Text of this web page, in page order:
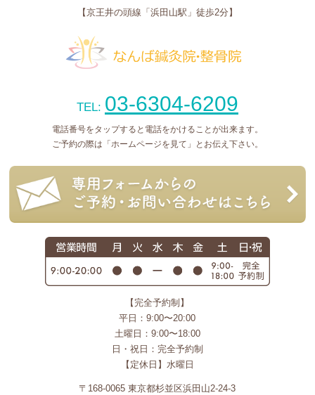
【京王井の頭線「浜田山駅」徒歩2分】
TEL: 03-6304-6209
電話番号をタップすると電話をかけることが出来ます。
ご予約の際は「ホームページを見て」とお伝え下さい。
【完全予約制】
平日：9:00〜20:00
土曜日：9:00〜18:00
日・祝日：完全予約制
【定休日】水曜日
〒168-0065 東京都杉並区浜田山2-24-3